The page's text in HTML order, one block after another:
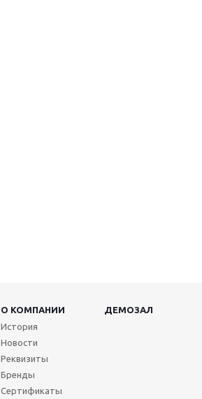
О КОМПАНИИ ДЕМОЗАЛ
История
Новости
Реквизиты
Бренды
Сертификаты